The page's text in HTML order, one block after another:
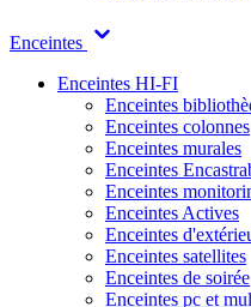
Enceintes
Enceintes HI-FI
Enceintes
Enceintes colonnes
Enceintes murales
Enceintes
Enceintes
Enceintes Actives
Enceintes
Enceintes satellites
Enceintes de soirée
Enceintes pc et